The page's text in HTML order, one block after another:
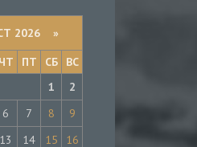
2026 »
ЧТ ПТ СБ
ВС
1
2
6 7 8
9
13 14 15
16